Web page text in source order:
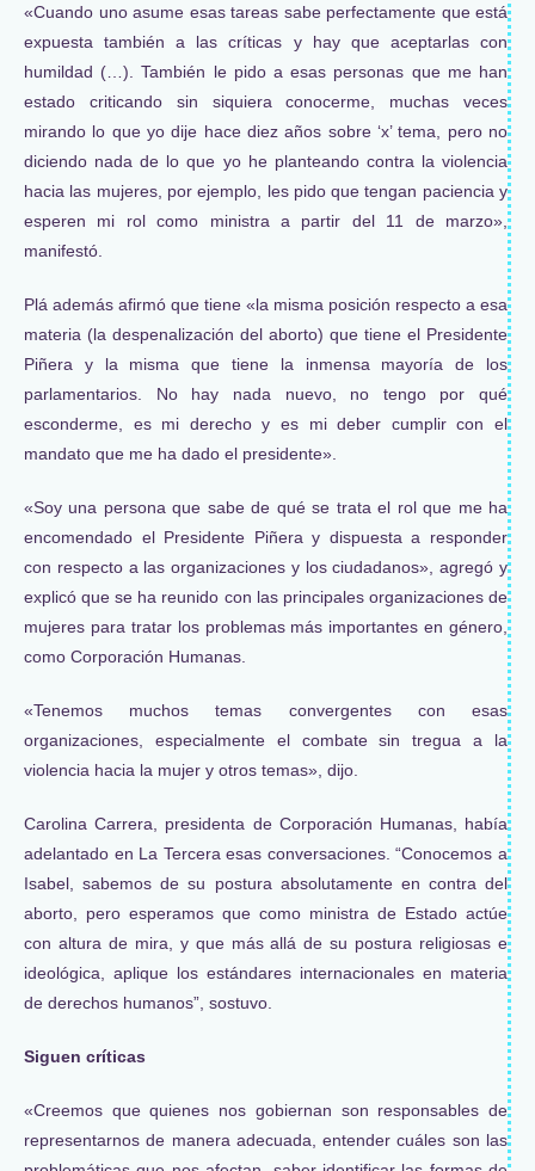
«Cuando uno asume esas tareas sabe perfectamente que está
expuesta también a las críticas y hay que aceptarlas con
humildad (…). También le pido a esas personas que me han
estado criticando sin siquiera conocerme, muchas veces
mirando lo que yo dije hace diez años sobre ‘x’ tema, pero no
diciendo nada de lo que yo he planteando contra la violencia
hacia las mujeres, por ejemplo, les pido que tengan paciencia y
esperen mi rol como ministra a partir del 11 de marzo»,
manifestó.
Plá además afirmó que tiene «la misma posición respecto a esa
materia (la despenalización del aborto) que tiene el Presidente
Piñera y la misma que tiene la inmensa mayoría de los
parlamentarios. No hay nada nuevo, no tengo por qué
esconderme, es mi derecho y es mi deber cumplir con el
mandato que me ha dado el presidente».
«Soy una persona que sabe de qué se trata el rol que me ha
encomendado el Presidente Piñera y dispuesta a responder
con respecto a las organizaciones y los ciudadanos», agregó y
explicó que se ha reunido con las principales organizaciones de
mujeres para tratar los problemas más importantes en género,
como Corporación Humanas.
«Tenemos muchos temas convergentes con esas
organizaciones, especialmente el combate sin tregua a la
violencia hacia la mujer y otros temas», dijo.
Carolina Carrera, presidenta de Corporación Humanas, había
adelantado en La Tercera esas conversaciones. “Conocemos a
Isabel, sabemos de su postura absolutamente en contra del
aborto, pero esperamos que como ministra de Estado actúe
con altura de mira, y que más allá de su postura religiosas e
ideológica, aplique los estándares internacionales en materia
de derechos humanos”, sostuvo.
Siguen críticas
«Creemos que quienes nos gobiernan son responsables de
representarnos de manera adecuada, entender cuáles son las